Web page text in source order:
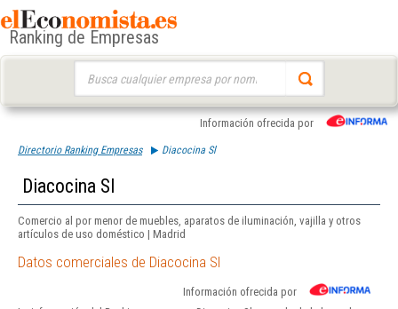
Ranking de Empresas
Información ofrecida por
Directorio Ranking Empresas Diacocina Sl
Diacocina Sl
Comercio al por menor de muebles, aparatos de iluminación, vajilla y otros
artículos de uso doméstico | Madrid
Datos comerciales de Diacocina Sl
Información ofrecida por